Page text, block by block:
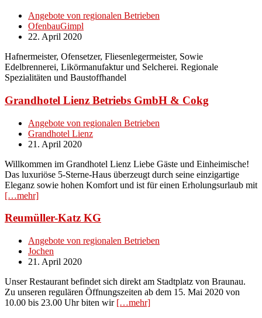
Angebote von regionalen Betrieben
OfenbauGimpl
22. April 2020
Hafnermeister, Ofensetzer, Fliesenlegermeister, Sowie
Edelbrennerei, Likörmanufaktur und Selcherei. Regionale
Spezialitäten und Baustoffhandel
Grandhotel Lienz Betriebs GmbH & Cokg
Angebote von regionalen Betrieben
Grandhotel Lienz
21. April 2020
Willkommen im Grandhotel Lienz Liebe Gäste und Einheimische!
Das luxuriöse 5-Sterne-Haus überzeugt durch seine einzigartige
Eleganz sowie hohen Komfort und ist für einen Erholungsurlaub mit
[…mehr]
Reumüller-Katz KG
Angebote von regionalen Betrieben
Jochen
21. April 2020
Unser Restaurant befindet sich direkt am Stadtplatz von Braunau.
Zu unseren regulären Öffnungszeiten ab dem 15. Mai 2020 von
10.00 bis 23.00 Uhr biten wir […mehr]